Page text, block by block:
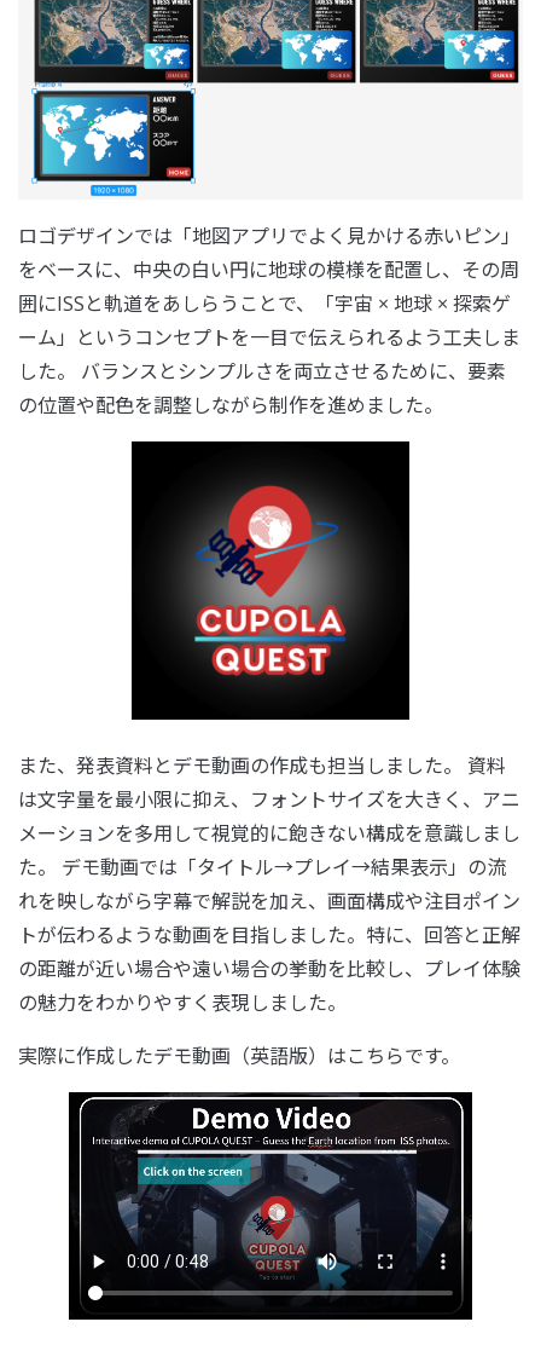
ロゴデザインでは「地図アプリでよく見かける赤いピン」
をベースに、中央の白い円に地球の模様を配置し、その周
囲にISSと軌道をあしらうことで、「宇宙 × 地球 × 探索ゲ
ーム」というコンセプトを一目で伝えられるよう工夫しま
した。 バランスとシンプルさを両立させるために、要素
の位置や配色を調整しながら制作を進めました。
また、発表資料とデモ動画の作成も担当しました。 資料
は文字量を最小限に抑え、フォントサイズを大きく、アニ
メーションを多用して視覚的に飽きない構成を意識しまし
た。 デモ動画では「タイトル→プレイ→結果表示」の流
れを映しながら字幕で解説を加え、画面構成や注目ポイン
トが伝わるような動画を目指しました。特に、回答と正解
の距離が近い場合や遠い場合の挙動を比較し、プレイ体験
の魅力をわかりやすく表現しました。
実際に作成したデモ動画（英語版）はこちらです。